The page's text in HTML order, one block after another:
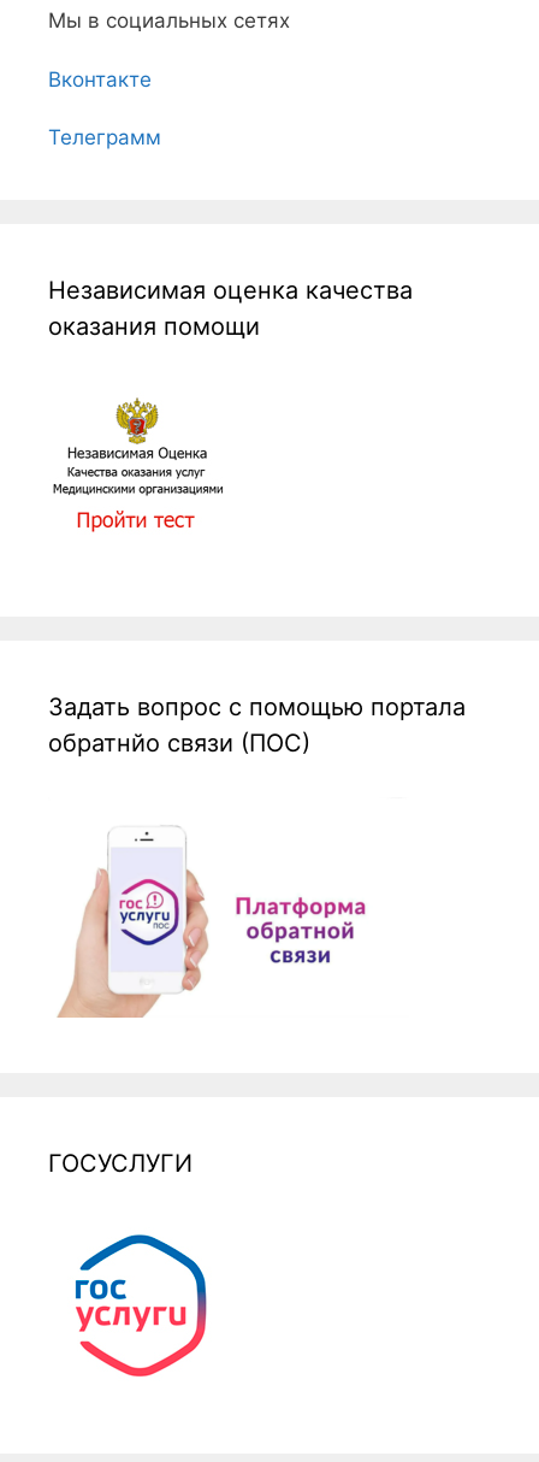
Мы в социальных сетях
Вконтакте
Телеграмм
Независимая оценка качества
оказания помощи
Задать вопрос с помощью портала
обратнйо связи (ПОС)
ГОСУСЛУГИ